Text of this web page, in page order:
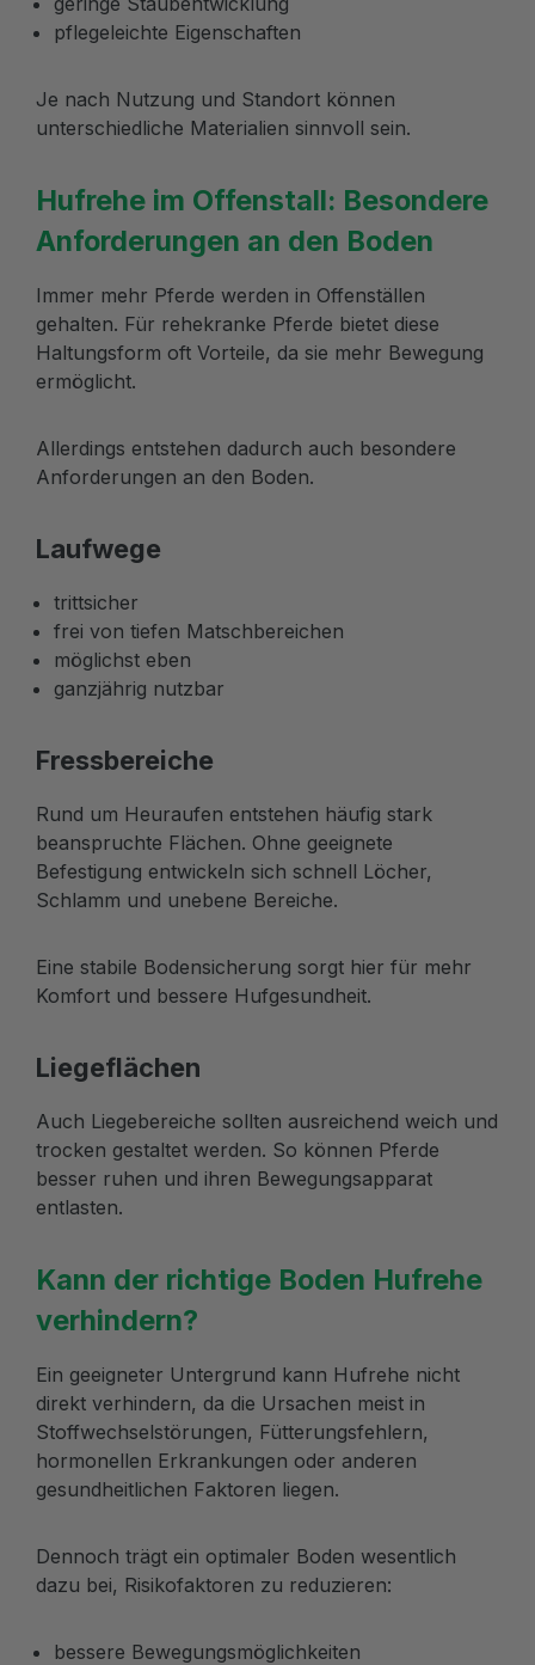
pflegeleichte Eigenschaften
Je nach Nutzung und Standort können
unterschiedliche Materialien sinnvoll sein.
Hufrehe im Offenstall: Besondere
Anforderungen an den Boden
Immer mehr Pferde werden in Offenställen
gehalten. Für rehekranke Pferde bietet diese
Haltungsform oft Vorteile, da sie mehr Bewegung
ermöglicht.
Allerdings entstehen dadurch auch besondere
Anforderungen an den Boden.
Laufwege
trittsicher
frei von tiefen Matschbereichen
möglichst eben
ganzjährig nutzbar
Fressbereiche
Rund um Heuraufen entstehen häufig stark
beanspruchte Flächen. Ohne geeignete
Befestigung entwickeln sich schnell Löcher,
Schlamm und unebene Bereiche.
Eine stabile Bodensicherung sorgt hier für mehr
Komfort und bessere Hufgesundheit.
Liegeflächen
Auch Liegebereiche sollten ausreichend weich und
trocken gestaltet werden. So können Pferde
besser ruhen und ihren Bewegungsapparat
entlasten.
Kann der richtige Boden Hufrehe
verhindern?
Ein geeigneter Untergrund kann Hufrehe nicht
direkt verhindern, da die Ursachen meist in
Stoffwechselstörungen, Fütterungsfehlern,
hormonellen Erkrankungen oder anderen
gesundheitlichen Faktoren liegen.
Dennoch trägt ein optimaler Boden wesentlich
dazu bei, Risikofaktoren zu reduzieren:
bessere Bewegungsmöglichkeiten